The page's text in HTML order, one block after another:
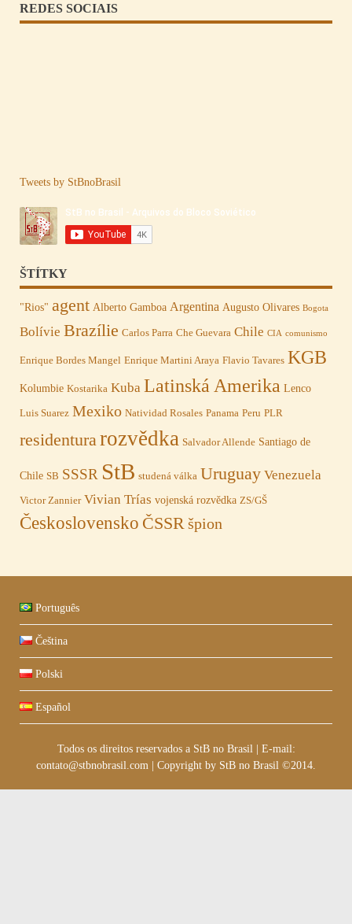
REDES SOCIAIS
Tweets by StBnoBrasil
ŠTÍTKY
"Rios" agent Alberto Gamboa Argentina Augusto Olivares Bogota
Bolívie Brazílie Carlos Parra Che Guevara Chile CIA comunismo
Enrique Bordes Mangel Enrique Martini Araya Flavio Tavares KGB
Kolumbie Kostarika Kuba Latinská Amerika Lenco
Luis Suarez Mexiko Natividad Rosales Panama Peru PLR
residentura rozvědka Salvador Allende Santiago de
Chile SB SSSR StB studená válka Uruguay Venezuela
Victor Zannier Vivian Trías vojenská rozvědka ZS/GŠ
Československo ČSSR špion
Português
Čeština
Polski
Español
Todos os direitos reservados a StB no Brasil | E-mail:
contato@stbnobrasil.com | Copyright by StB no Brasil ©2014